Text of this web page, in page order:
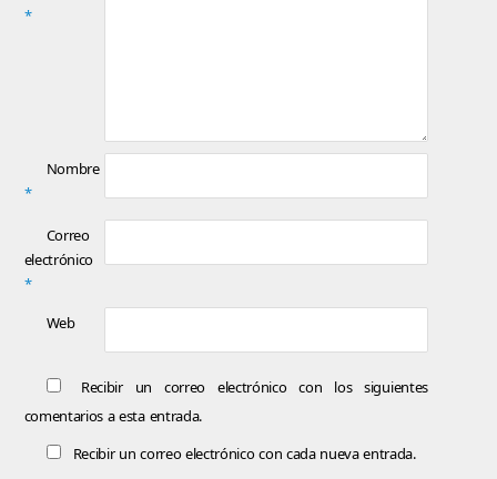
*
Nombre
*
Correo
electrónico
*
Web
Recibir un correo electrónico con los siguientes
comentarios a esta entrada.
Recibir un correo electrónico con cada nueva entrada.